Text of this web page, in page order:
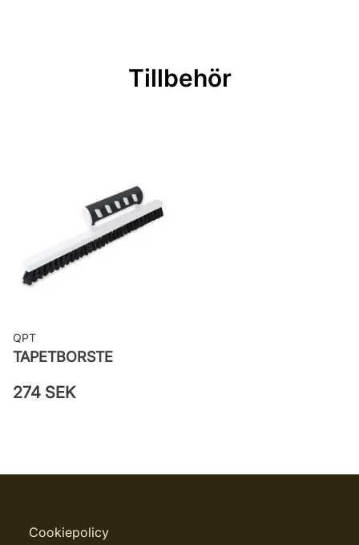
Mönsterrepetition: 53 cm
woven
Applicering av lim: Lim strykes på
väggen
Leverantörens artikelnummer: 4734
Tillbehör
QPT
TAPETBORSTE
274 SEK
Cookiepolicy